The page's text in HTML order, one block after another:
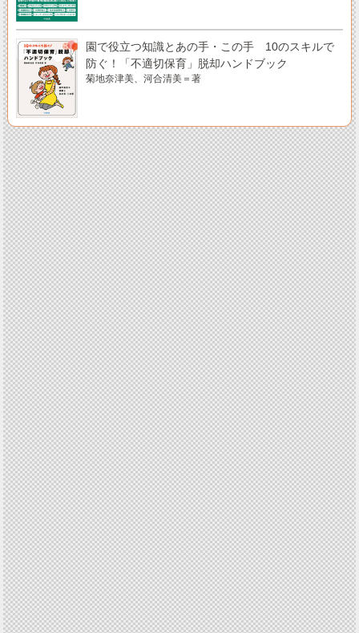
園で役立つ知識とあの手・この手 10のスキルで
防ぐ！「不適切保育」脱却ハンドブック
菊地奈津美、河合清美＝著